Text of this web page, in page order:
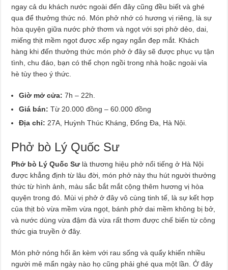
ngay cả du khách nước ngoài đến đây cũng đều biết và ghé
qua để thưởng thức nó. Món phở nhớ có hương vị riêng, là sự
hòa quyện giữa nước phở thơm và ngọt với sợi phở dẻo, dai,
miếng thịt mềm ngọt được xếp ngay ngắn đẹp mắt. Khách
hàng khi đến thưởng thức món phở ở đây sẽ được phục vụ tận
tình, chu đáo, bạn có thể chọn ngồi trong nhà hoặc ngoài vỉa
hè tùy theo ý thức.
Giờ mở cửa: 7h – 22h.
Giá bán: Từ 20.000 đồng – 60.000 đồng
Địa chỉ: 27A, Huỳnh Thúc Kháng, Đống Đa, Hà Nội.
Phở bò Lý Quốc Sư
Phở bò Lý Quốc Sưlà thương hiệu phở nổi tiếng ở Hà Nội
được khẳng định từ lâu đời, món phở này thu hút người thưởng
thức từ hình ảnh, màu sắc bắt mắt cộng thêm hương vị hòa
quyện trong đó. Mùi vị phở ở đây vô cùng tinh tế, là sự kết hợp
của thịt bò vừa mềm vừa ngọt, bánh phở dai mềm không bị bở,
và nước dùng vừa đậm đà vừa rất thơm được chế biến từ công
thức gia truyền ở đây.
Món phở nóng hổi ăn kèm với rau sống và quẩy khiến nhiều
người mê mẩn ngày nào họ cũng phải ghé qua một lần. Ở đây